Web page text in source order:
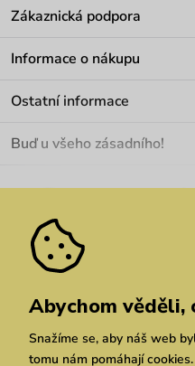
Zákaznická podpora
Informace o nákupu
Materiály a údržba
Pozáruční opravy
Ostatní informace
Velkoobchod
We Care
Dárkové poukazy
Vuchlook
Prodejny
Praha Brno Chrudim
Buď u všeho zásadního!
Zásady ochrany osobních údajů
Abychom věděli,
Snažíme se, aby náš web
tomu nám pomáhají